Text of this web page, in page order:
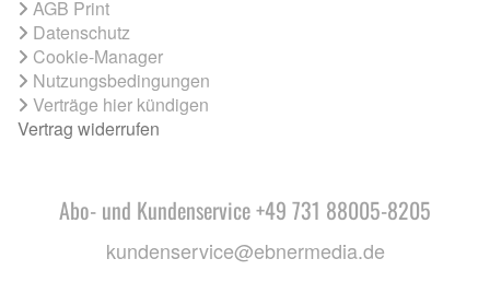
AGB Print
Datenschutz
Cookie-Manager
Nutzungsbedingungen
Verträge hier kündigen
Vertrag widerrufen
Abo- und Kundenservice +49 731 88005-8205
kundenservice@ebnermedia.de